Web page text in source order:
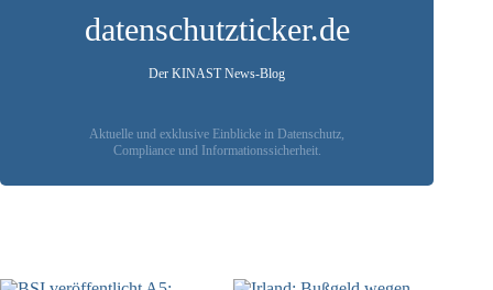
datenschutzticker.de
Der KINAST News-Blog
Aktuelle und exklusive Einblicke in Datenschutz,
Compliance und Informationssicherheit.